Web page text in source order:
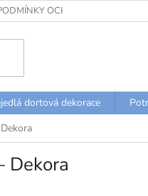
OCHRANY OSOBNÍCH
dortová dekorace
Dekora